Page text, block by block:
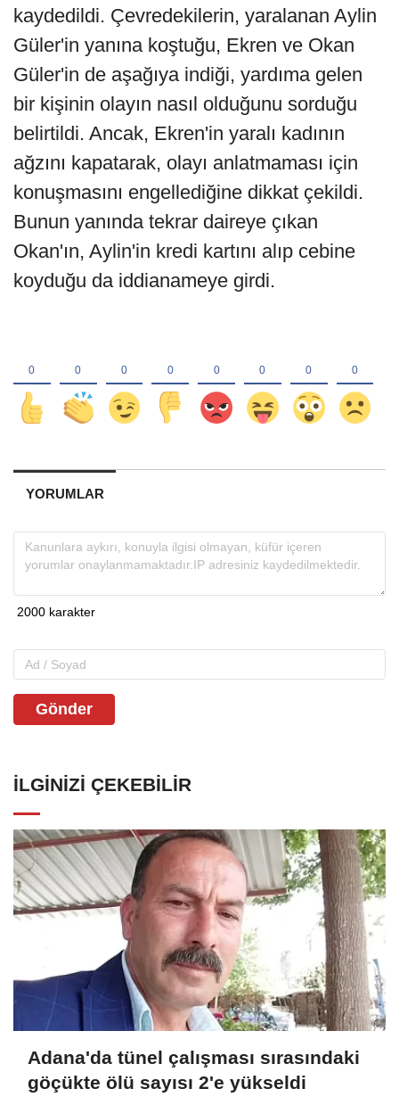
kaydedildi. Çevredekilerin, yaralanan Aylin
Güler'in yanına koştuğu, Ekren ve Okan
Güler'in de aşağıya indiği, yardıma gelen
bir kişinin olayın nasıl olduğunu sorduğu
belirtildi. Ancak, Ekren'in yaralı kadının
ağzını kapatarak, olayı anlatmaması için
konuşmasını engellediğine dikkat çekildi.
Bunun yanında tekrar daireye çıkan
Okan'ın, Aylin'in kredi kartını alıp cebine
koyduğu da iddianameye girdi.
YORUMLAR
Gönder
İLGINIZI ÇEKEBILIR
Adana'da tünel çalışması sırasındaki
göçükte ölü sayısı 2'e yükseldi